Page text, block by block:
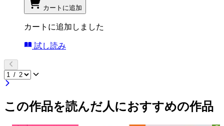
カートに追加
カートに追加しました
試し読み
この作品を読んだ人におすすめの作品